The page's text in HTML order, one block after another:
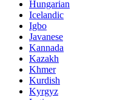
Hungarian
Icelandic
Igbo
Javanese
Kannada
Kazakh
Khmer
Kurdish
Kyrgyz